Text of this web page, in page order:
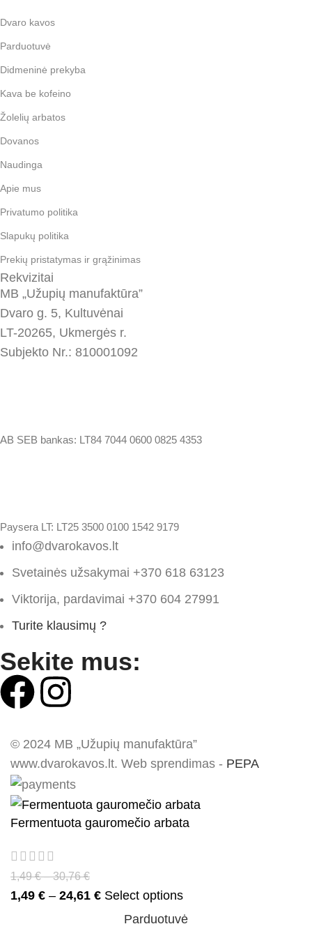
Dvaro kavos
Parduotuvė
Didmeninė prekyba
Kava be kofeino
Žolelių arbatos
Dovanos
Naudinga
Apie mus
Privatumo politika
Slapukų politika
Prekių pristatymas ir grąžinimas
Rekvizitai
MB „Užupių manufaktūra”
Dvaro g. 5, Kultuvėnai
LT-20265, Ukmergės r.
Subjekto Nr.: 810001092
AB SEB bankas: LT84 7044 0600 0825 4353
Paysera LT: LT25 3500 0100 1542 9179
info@dvarokavos.lt
Svetainės užsakymai +370 618 63123
Viktorija, pardavimai +370 604 27991
Turite klausimų ?
Sekite mus:
© 2024 MB „Užupių manufaktūra”
www.dvarokavos.lt. Web sprendimas - PEPA
Fermentuota gauromečio arbata
1,49€ – 30,76€
1,49 € – 24,61 € Select options
Parduotuvė